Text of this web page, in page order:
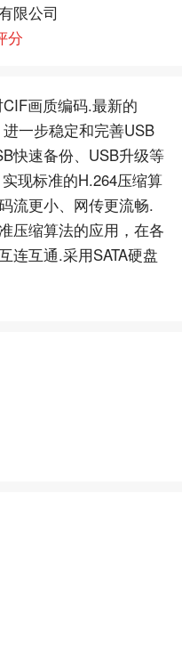
限公司
分
画质编码.最新的
一步稳定和完善USB
快速备份、USB升级等
现标准的H.264压缩算
流更小、网传更流畅.
压缩算法的应用，在各
连互通.采用SATA硬盘